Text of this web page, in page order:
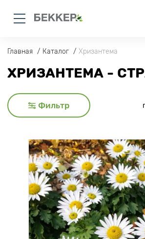
Главная Каталог Хризантема
ХРИЗАНТЕМА -
Фильтр